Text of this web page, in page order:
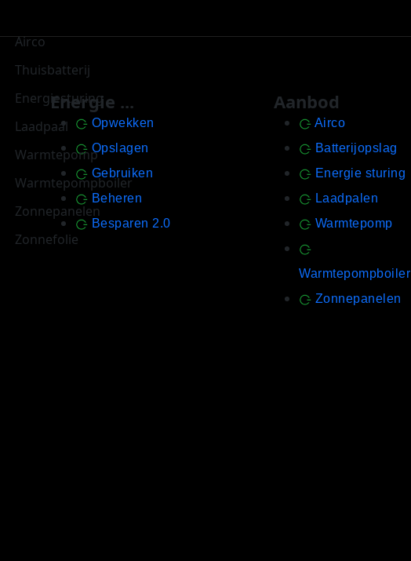
Airco
Thuisbatterij
Energiesturing
Laadpaal
Warmtepomp
Warmtepompboiler
Zonnepanelen
Zonnefolie
Energie ...
Opwekken
Opslagen
Gebruiken
Beheren
Besparen 2.0
Aanbod
Airco
Batterijopslag
Energie sturing
Laadpalen
Warmtepomp
Warmtepompboiler
Zonnepanelen